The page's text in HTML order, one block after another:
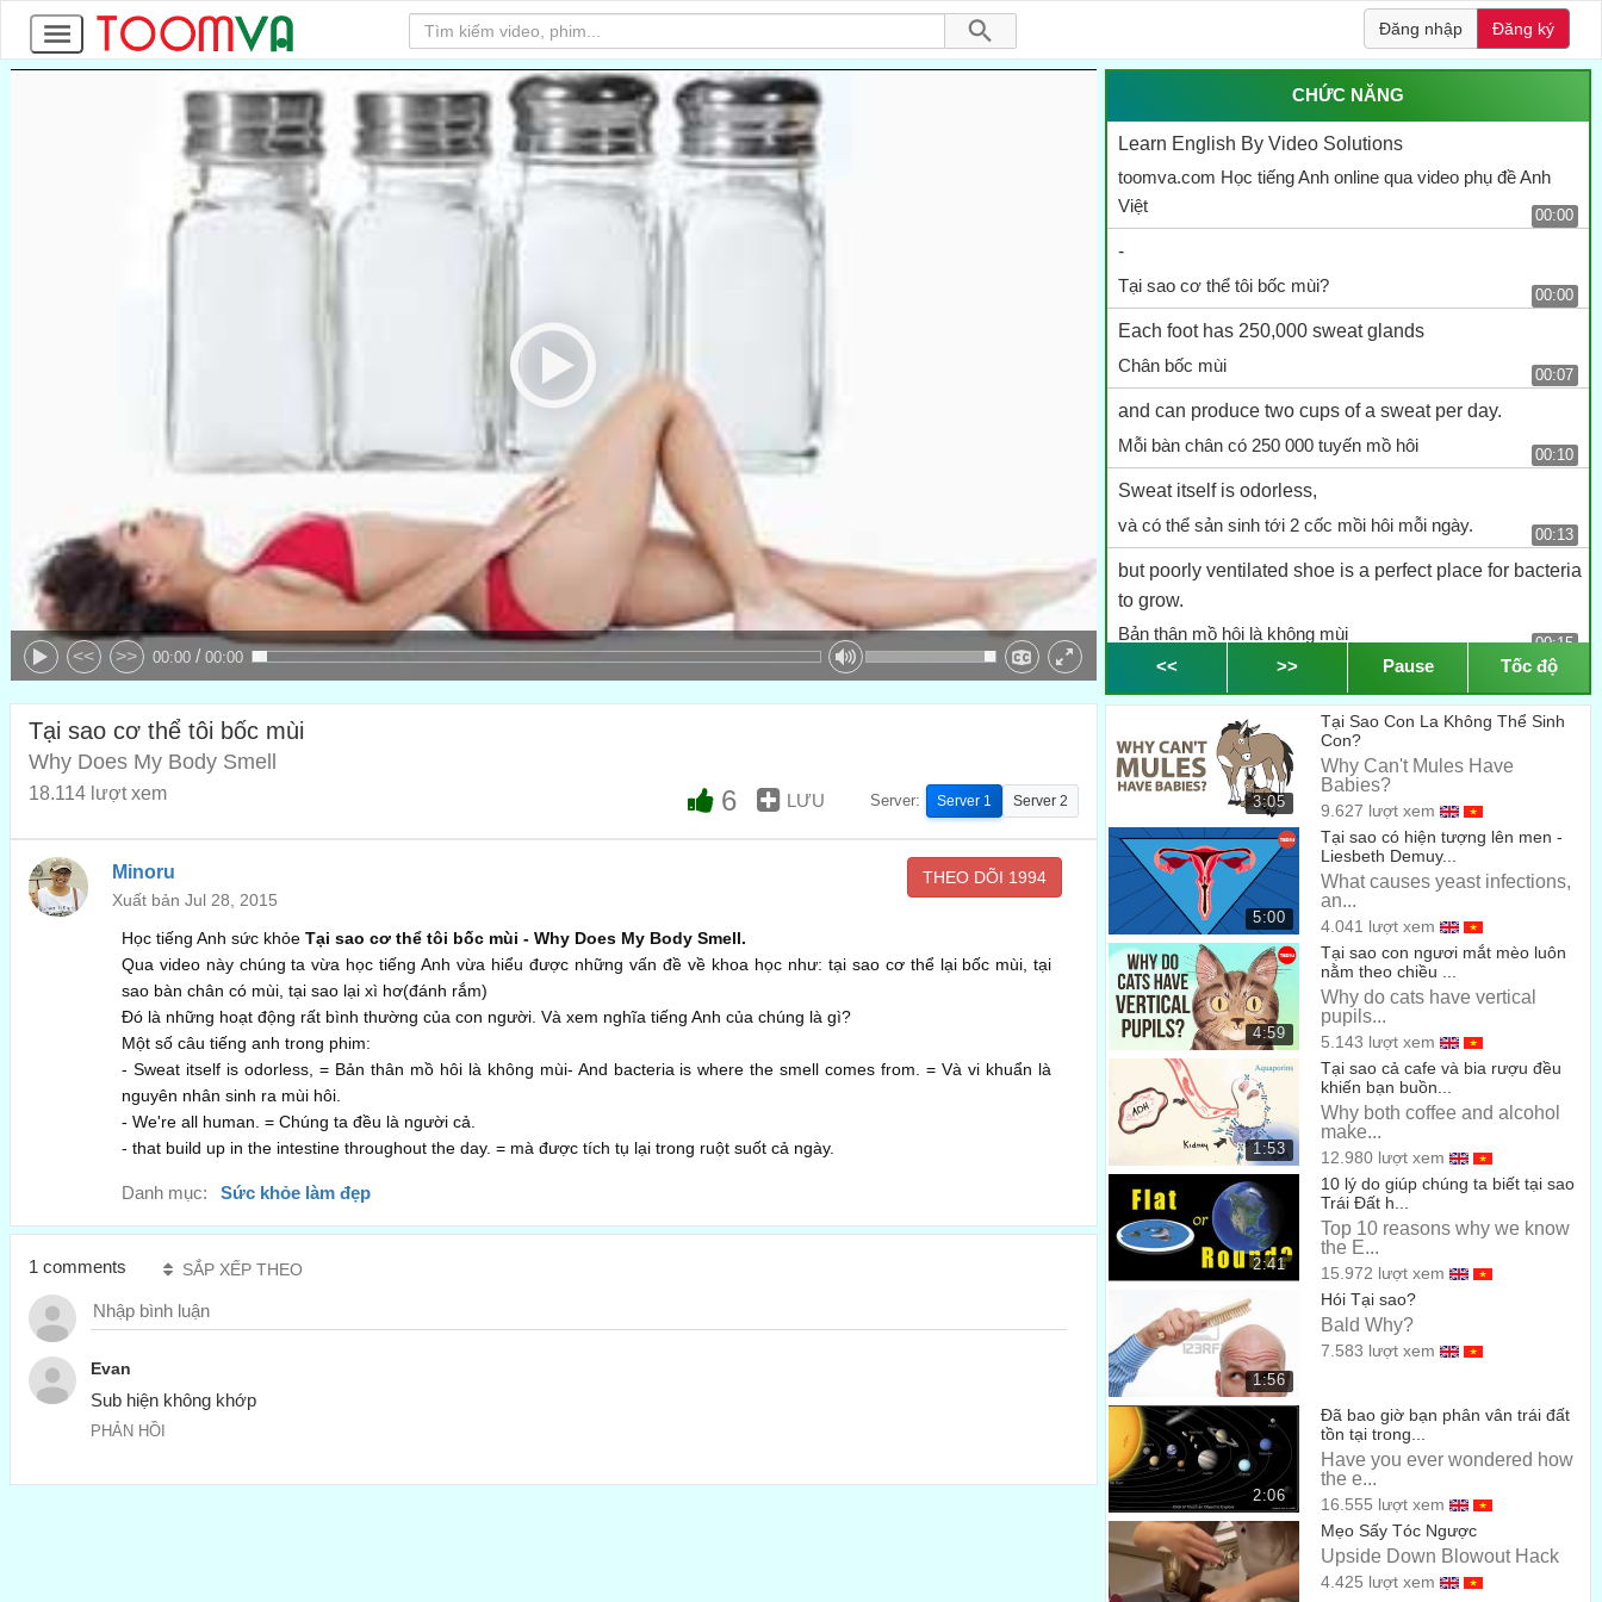
Đăng nhập Đăng ký
<< >> 00:00 / 00:00
CHỨC NĂNG
Learn English By Video Solutions
toomva.com Học tiếng Anh online qua video phụ đề Anh
Việt
00:00
-
Tại sao cơ thể tôi bốc mùi?
00:00
Each foot has 250,000 sweat glands
Chân bốc mùi
00:07
and can produce two cups of a sweat per day.
Mỗi bàn chân có 250 000 tuyến mồ hôi
00:10
Sweat itself is odorless,
và có thể sản sinh tới 2 cốc mồi hôi mỗi ngày.
00:13
but poorly ventilated shoe is a perfect place for bacteria
to grow.
Bản thân mồ hôi là không mùi
00:15
nhưng giày lưu thông khí kém là nơi hoàn hảo cho vi khuẩn
phát triển.
-
Và vi khuẩn là nguyên nhân sinh ra mùi hôi.
00:23
When sleeping many of our bodily functions stop or
slow down,
Hơi thở buổi sáng
including saliva production.
Khi ngủ nhiều cơ thể chúng ta ngừng hoặc giảm hoạt động
It is estimated that the average human produces six
cups saliva daily.
gồm cả việc sản sinh nước bọt.
However, during sleep,
Ước tính rằng một người trung bình sản sinh ra 6 cốc nước
bọt mỗi ngày
00:36
saliva production dropped to nearly zero,
Tuy nhiên trong khi ngủ
halting your mouth natural process of removing food
particles.
sự sản sinh nước bọt bị giảm xuống gần tới mức thấp nhất
-
làm đình trệ quá trình loại bỏ các mảnh thức ăn tự nhiên
của miệng
Armpits contain up to one million bacteria per square
<< >> Pause Tốc độ
Tại sao cơ thể tôi bốc mùi
Why Does My Body Smell
18.114 lượt xem 6 LƯU Server: Server 1 Server 2
Minoru
Xuất bản Jul 28, 2015
THEO DÕI 1994
Học tiếng Anh sức khỏeTại sao cơ thể tôi bốc mùi - Why Does My Body Smell.
Qua video này chúng ta vừa học tiếng Anh vừa hiểu được những vấn đề về khoa học như: tại sao cơ thể lại bốc mùi, tại
sao bàn chân có mùi, tại sao lại xì hơ(đánh rắm)
Đó là những hoạt động rất bình thường của con người. Và xem nghĩa tiếng Anh của chúng là gì?
Một số câu tiếng anh trong phim:
- Sweat itself is odorless, = Bản thân mồ hôi là không mùi- And bacteria is where the smell comes from. = Và vi khuẩn là
nguyên nhân sinh ra mùi hôi.
- We're all human. = Chúng ta đều là người cả.
- that build up in the intestine throughout the day. = mà được tích tụ lại trong ruột suốt cả ngày.
Danh mục: Sức khỏe làm đẹp
3:05
Tại Sao Con La Không Thể Sinh
Con?
Why Can't Mules Have
Babies?
9.627 lượt xem
5:00
Tại sao có hiện tượng lên men -
Liesbeth Demuy...
What causes yeast infections,
an...
4.041 lượt xem
4:59
Tại sao con ngươi mắt mèo luôn
nằm theo chiều ...
Why do cats have vertical
pupils...
5.143 lượt xem
1:53
Tại sao cả cafe và bia rượu đều
khiến bạn buồn...
Why both coffee and alcohol
make...
12.980 lượt xem
2:41
10 lý do giúp chúng ta biết tại sao
Trái Đất h...
Top 10 reasons why we know
the E...
15.972 lượt xem
1:56
Hói Tại sao?
Bald Why?
7.583 lượt xem
2:06
Đã bao giờ bạn phân vân trái đất
tồn tại trong...
Have you ever wondered how
the e...
16.555 lượt xem
Mẹo Sấy Tóc Ngược
Upside Down Blowout Hack
4.425 lượt xem
1 comments SẮP XẾP THEO
Evan
Sub hiện không khớp
PHẢN HỒI